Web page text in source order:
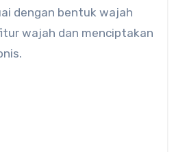
dengan bentuk wajah
wajah dan menciptakan